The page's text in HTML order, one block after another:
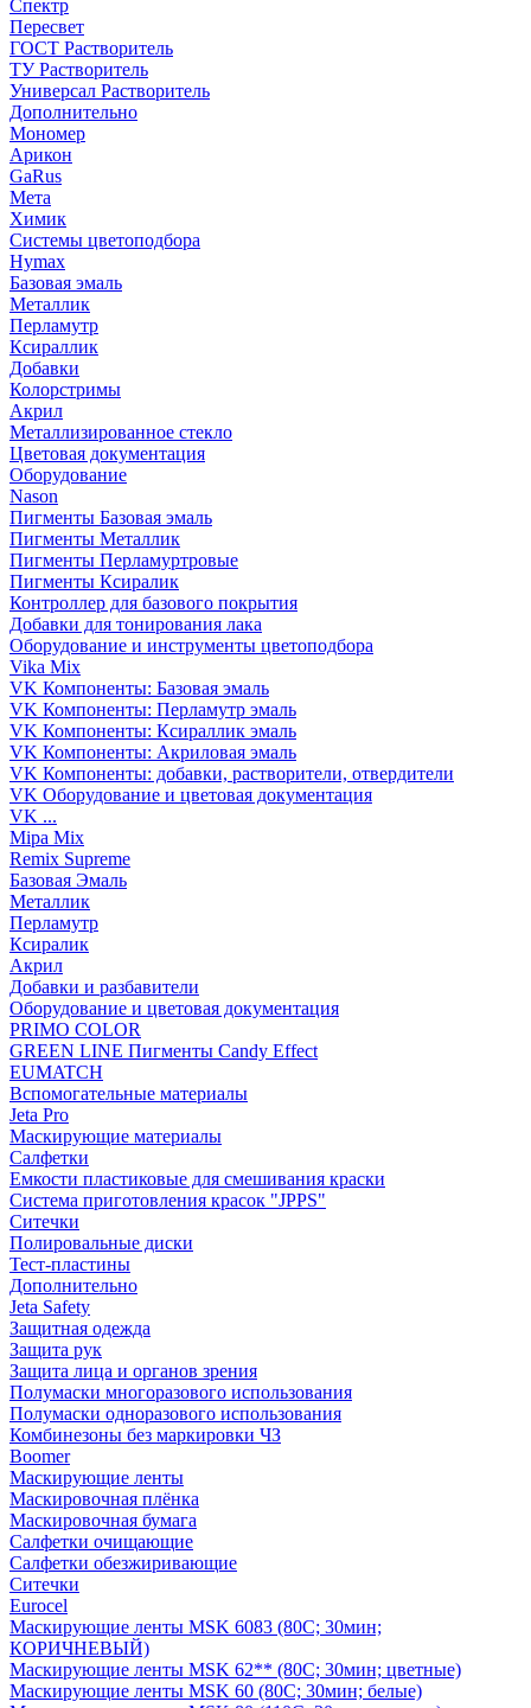
Спектр
Пересвет
ГОСТ Растворитель
ТУ Растворитель
Универсал Растворитель
Дополнительно
Мономер
Арикон
GaRus
Мета
Химик
Системы цветоподбора
Hymax
Базовая эмаль
Металлик
Перламутр
Ксираллик
Добавки
Колорстримы
Акрил
Металлизированное стекло
Цветовая документация
Оборудование
Nason
Пигменты Базовая эмаль
Пигменты Металлик
Пигменты Перламуртровые
Пигменты Ксиралик
Контроллер для базового покрытия
Добавки для тонирования лака
Оборудование и инструменты цветоподбора
Vika Mix
VK Компоненты: Базовая эмаль
VK Компоненты: Перламутр эмаль
VK Компоненты: Ксираллик эмаль
VK Компоненты: Акриловая эмаль
VK Компоненты: добавки, растворители, отвердители
VK Оборудование и цветовая документация
VK ...
Mipa Mix
Remix Supreme
Базовая Эмаль
Металлик
Перламутр
Ксиралик
Акрил
Добавки и разбавители
Оборудование и цветовая документация
PRIMO COLOR
GREEN LINE Пигменты Candy Effect
EUMATCH
Вспомогательные материалы
Jeta Pro
Маскирующие материалы
Салфетки
Емкости пластиковые для смешивания краски
Система приготовления красок "JPPS"
Ситечки
Полировальные диски
Тест-пластины
Дополнительно
Jeta Safety
Защитная одежда
Защита рук
Защита лица и органов зрения
Полумаски многоразового использования
Полумаски одноразового использования
Комбинезоны без маркировки ЧЗ
Boomer
Маскирующие ленты
Маскировочная плёнка
Маскировочная бумага
Салфетки очищающие
Салфетки обезжиривающие
Ситечки
Euroсel
Маскирующие ленты MSK 6083 (80С; 30мин;
КОРИЧНЕВЫЙ)
Маскирующие ленты MSK 62** (80С; 30мин; цветные)
Маскирующие ленты MSK 60 (80С; 30мин; белые)